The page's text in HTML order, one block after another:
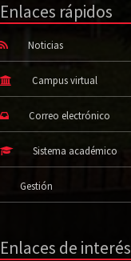
Enlaces rápidos
Noticias
Campus virtual
Correo electrónico
Sistema académico
Gestión
Enlaces de interés